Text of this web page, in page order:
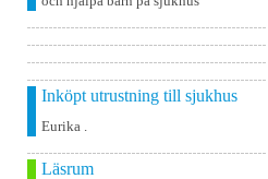
Inköpt utrustning till sjukhus
Eurika .
Läsrum